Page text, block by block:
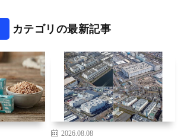
カテゴリの最新記事
2026.08.08